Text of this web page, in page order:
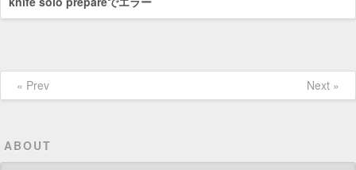
« Prev Next »
ABOUT